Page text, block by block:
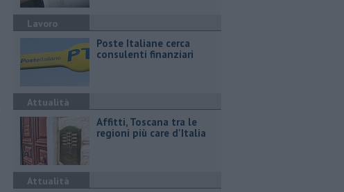
Lavoro
Poste Italiane cerca
consulenti finanziari
Attualità
Affitti, Toscana tra le
regioni più care d'Italia
Attualità